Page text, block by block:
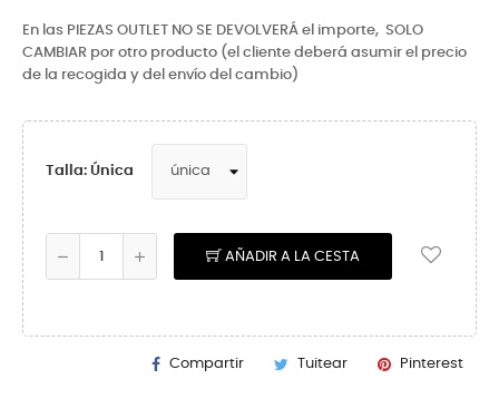
En las PIEZAS OUTLET NO SE DEVOLVERÁ el importe, SOLO
CAMBIAR por otro producto (el cliente deberá asumir el precio
de la recogida y del envío del cambio)
Talla: Única
AÑADIR A LA CESTA
Compartir Tuitear Pinterest